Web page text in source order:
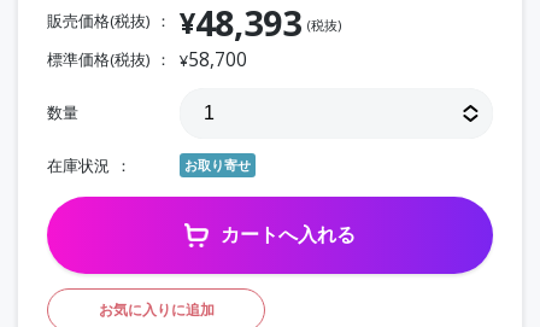
販売価格(税抜) ¥48,393 (税抜)
標準価格(税抜) ¥58,700
数量
在庫状況 お取り寄せ
カートへ入れる
お気に入りに追加